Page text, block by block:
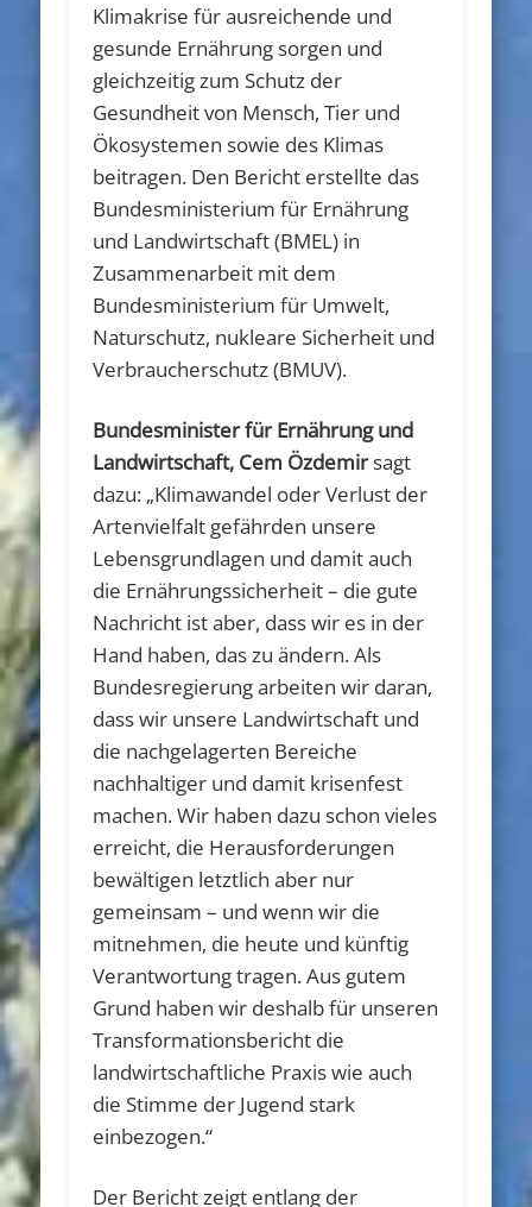
Klimakrise für ausreichende und
gesunde Ernährung sorgen und
gleichzeitig zum Schutz der
Gesundheit von Mensch, Tier und
Ökosystemen sowie des Klimas
beitragen. Den Bericht erstellte das
Bundesministerium für Ernährung
und Landwirtschaft (BMEL) in
Zusammenarbeit mit dem
Bundesministerium für Umwelt,
Naturschutz, nukleare Sicherheit und
Verbraucherschutz (BMUV).
Bundesminister für Ernährung und
Landwirtschaft, Cem Özdemirsagt
dazu: „Klimawandel oder Verlust der
Artenvielfalt gefährden unsere
Lebensgrundlagen und damit auch
die Ernährungssicherheit – die gute
Nachricht ist aber, dass wir es in der
Hand haben, das zu ändern. Als
Bundesregierung arbeiten wir daran,
dass wir unsere Landwirtschaft und
die nachgelagerten Bereiche
nachhaltiger und damit krisenfest
machen. Wir haben dazu schon vieles
erreicht, die Herausforderungen
bewältigen letztlich aber nur
gemeinsam – und wenn wir die
mitnehmen, die heute und künftig
Verantwortung tragen. Aus gutem
Grund haben wir deshalb für unseren
Transformationsbericht die
landwirtschaftliche Praxis wie auch
die Stimme der Jugend stark
einbezogen.“
Der Bericht zeigt entlang der